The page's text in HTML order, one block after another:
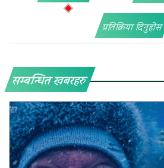
प्रतिक्रिया दिनुहोस
सम्बन्धित खबरहरु